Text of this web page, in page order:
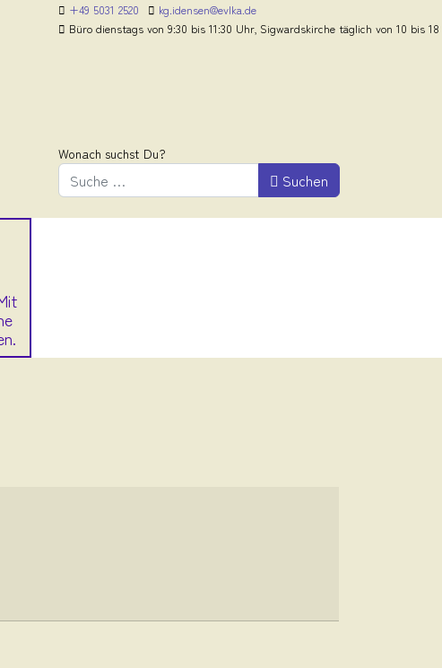
+49 5031 2520
kg.idensen@evlka.de
Büro dienstags von 9:30 bis 11:30 Uhr, Sigwardskirche täglich von 10 bis
Wonach suchst Du?
Suchen